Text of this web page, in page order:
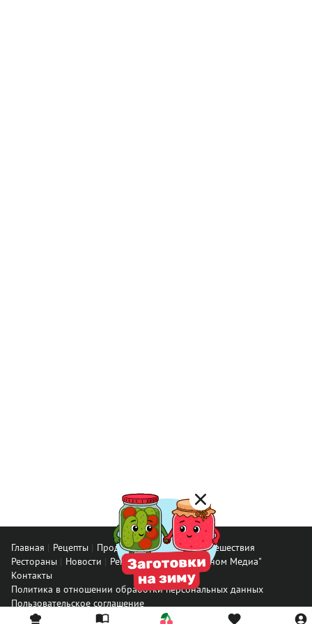
Главная Рецепты Продукты Здоровье
Путешествия
Рестораны
Новости
Реклама в ООО "Гастроном Медиа"
Контакты
Политика в отношении обработки персональных данных
Пользовательское соглашение
Политика обработки файлов cookie
Рейтинг пользователей